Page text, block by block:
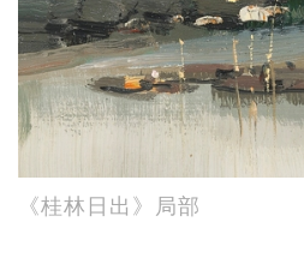
《桂林日出》局部